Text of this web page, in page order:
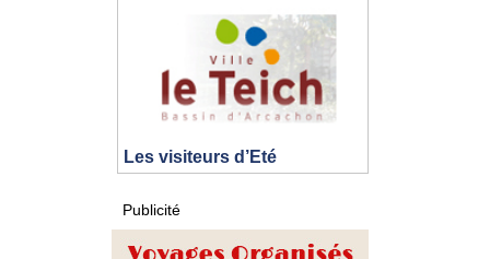
Les visiteurs d’Eté
Publicité